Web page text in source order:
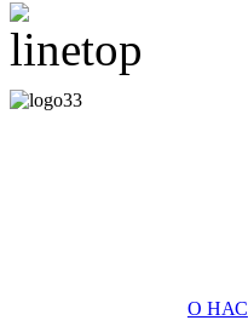
О НАС